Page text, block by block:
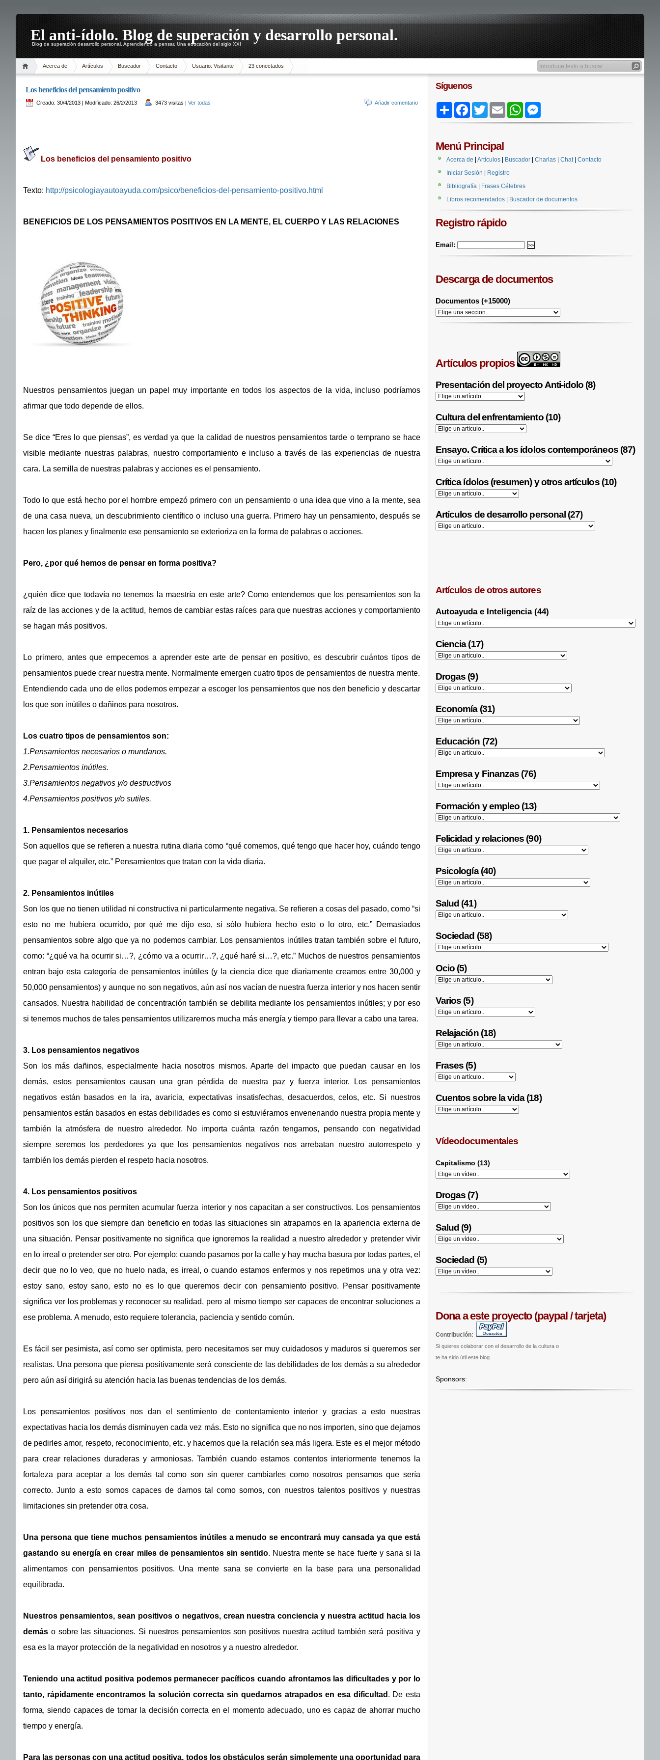
El anti-ídolo. Blog de superación y desarrollo personal.
Blog de superación desarrollo personal. Aprendiendo a pensar. Una educación del siglo XXI
Acerca de Artículos Buscador Contacto Usuario: Visitante 23 conectados
Los beneficios del pensamiento positivo
Creado: 30/4/2013 | Modificado: 26/2/2013 3473 visitas | Ver todas Ańadir comentario
Los beneficios del pensamiento positivo
Texto: http://psicologiayautoayuda.com/psico/beneficios-del-pensamiento-positivo.html
BENEFICIOS DE LOS PENSAMIENTOS POSITIVOS EN LA MENTE, EL CUERPO Y LAS RELACIONES
Nuestros pensamientos juegan un papel muy importante en todos los aspectos de la vida, incluso podríamos
afirmar que todo depende de ellos.
Se dice “Eres lo que piensas”, es verdad ya que la calidad de nuestros pensamientos tarde o temprano se hace
visible mediante nuestras palabras, nuestro comportamiento e incluso a través de las experiencias de nuestra
cara. La semilla de nuestras palabras y acciones es el pensamiento.
Todo lo que está hecho por el hombre empezó primero con un pensamiento o una idea que vino a la mente, sea
de una casa nueva, un descubrimiento científico o incluso una guerra. Primero hay un pensamiento, después se
hacen los planes y finalmente ese pensamiento se exterioriza en la forma de palabras o acciones.
Pero, ¿por qué hemos de pensar en forma positiva?
¿quién dice que todavía no tenemos la maestría en este arte? Como entendemos que los pensamientos son la
raíz de las acciones y de la actitud, hemos de cambiar estas raíces para que nuestras acciones y comportamiento
se hagan más positivos.
Lo primero, antes que empecemos a aprender este arte de pensar en positivo, es descubrir cuántos tipos de
pensamientos puede crear nuestra mente. Normalmente emergen cuatro tipos de pensamientos de nuestra mente.
Entendiendo cada uno de ellos podemos empezar a escoger los pensamientos que nos den beneficio y descartar
los que son inútiles o dañinos para nosotros.
Los cuatro tipos de pensamientos son:
1.Pensamientos necesarios o mundanos.
2.Pensamientos inútiles.
3.Pensamientos negativos y/o destructivos
4.Pensamientos positivos y/o sutiles.
1. Pensamientos necesarios
Son aquellos que se refieren a nuestra rutina diaria como “qué comemos, qué tengo que hacer hoy, cuándo tengo
que pagar el alquiler, etc.” Pensamientos que tratan con la vida diaria.
2. Pensamientos inútiles
Son los que no tienen utilidad ni constructiva ni particularmente negativa. Se refieren a cosas del pasado, como “si
esto no me hubiera ocurrido, por qué me dijo eso, si sólo hubiera hecho esto o lo otro, etc.” Demasiados
pensamientos sobre algo que ya no podemos cambiar. Los pensamientos inútiles tratan también sobre el futuro,
como: “¿qué va ha ocurrir si…?, ¿cómo va a ocurrir…?, ¿qué haré si…?, etc.” Muchos de nuestros pensamientos
entran bajo esta categoría de pensamientos inútiles (y la ciencia dice que diariamente creamos entre 30,000 y
50,000 pensamientos) y aunque no son negativos, aún así nos vacían de nuestra fuerza interior y nos hacen sentir
cansados. Nuestra habilidad de concentración también se debilita mediante los pensamientos inútiles; y por eso
si tenemos muchos de tales pensamientos utilizaremos mucha más energía y tiempo para llevar a cabo una tarea.
3. Los pensamientos negativos
Son los más dañinos, especialmente hacia nosotros mismos. Aparte del impacto que puedan causar en los
demás, estos pensamientos causan una gran pérdida de nuestra paz y fuerza interior. Los pensamientos
negativos están basados en la ira, avaricia, expectativas insatisfechas, desacuerdos, celos, etc. Si nuestros
pensamientos están basados en estas debilidades es como si estuviéramos envenenando nuestra propia mente y
también la atmósfera de nuestro alrededor. No importa cuánta razón tengamos, pensando con negatividad
siempre seremos los perdedores ya que los pensamientos negativos nos arrebatan nuestro autorrespeto y
también los demás pierden el respeto hacia nosotros.
4. Los pensamientos positivos
Son los únicos que nos permiten acumular fuerza interior y nos capacitan a ser constructivos. Los pensamientos
positivos son los que siempre dan beneficio en todas las situaciones sin atraparnos en la apariencia externa de
una situación. Pensar positivamente no significa que ignoremos la realidad a nuestro alrededor y pretender vivir
en lo irreal o pretender ser otro. Por ejemplo: cuando pasamos por la calle y hay mucha basura por todas partes, el
decir que no lo veo, que no huelo nada, es irreal, o cuando estamos enfermos y nos repetimos una y otra vez:
estoy sano, estoy sano, esto no es lo que queremos decir con pensamiento positivo. Pensar positivamente
significa ver los problemas y reconocer su realidad, pero al mismo tiempo ser capaces de encontrar soluciones a
ese problema. A menudo, esto requiere tolerancia, paciencia y sentido común.
Es fácil ser pesimista, así como ser optimista, pero necesitamos ser muy cuidadosos y maduros si queremos ser
realistas. Una persona que piensa positivamente será consciente de las debilidades de los demás a su alrededor
pero aún así dirigirá su atención hacia las buenas tendencias de los demás.
Los pensamientos positivos nos dan el sentimiento de contentamiento interior y gracias a esto nuestras
expectativas hacia los demás disminuyen cada vez más. Esto no significa que no nos importen, sino que dejamos
de pedirles amor, respeto, reconocimiento, etc. y hacemos que la relación sea más ligera. Este es el mejor método
para crear relaciones duraderas y armoniosas. También cuando estamos contentos interiormente tenemos la
fortaleza para aceptar a los demás tal como son sin querer cambiarles como nosotros pensamos que sería
correcto. Junto a esto somos capaces de darnos tal como somos, con nuestros talentos positivos y nuestras
limitaciones sin pretender otra cosa.
Una persona que tiene muchos pensamientos inútiles a menudo se encontrará muy cansada ya que está
gastando su energía en crear miles de pensamientos sin sentido. Nuestra mente se hace fuerte y sana si la
alimentamos con pensamientos positivos. Una mente sana se convierte en la base para una personalidad
equilibrada.
Nuestros pensamientos, sean positivos o negativos, crean nuestra conciencia y nuestra actitud hacia los
demás o sobre las situaciones. Si nuestros pensamientos son positivos nuestra actitud también será positiva y
esa es la mayor protección de la negatividad en nosotros y a nuestro alrededor.
Teniendo una actitud positiva podemos permanecer pacíficos cuando afrontamos las dificultades y por lo
tanto, rápidamente encontramos la solución correcta sin quedarnos atrapados en esa dificultad . De esta
forma, siendo capaces de tomar la decisión correcta en el momento adecuado, uno es capaz de ahorrar mucho
tiempo y energía.
Para las personas con una actitud positiva, todos los obstáculos serán simplemente una oportunidad para
Síguenos
Share FacebookTwitter Email WhatsApp
Menú Principal
Acerca de Artículos Buscador Charlas Chat| Contacto
Iniciar Sesión
Registro
Bibliografía
Frases Célebres
Libros recomendados
Buscador de documentos
Registro rápido
Email:
Descarga de documentos
Documentos (+15000)
Artículos propios
Presentación del proyecto Anti-idolo (8)
Cultura del enfrentamiento (10)
Ensayo. Crítica a los ídolos contemporáneos (87)
Crítica ídolos (resumen) y otros artículos (10)
Artículos de desarrollo personal (27)
Artículos de otros autores
Autoayuda e Inteligencia (44)
Ciencia (17)
Drogas (9)
Economía (31)
Educación (72)
Empresa y Finanzas (76)
Formación y empleo (13)
Felicidad y relaciones (90)
Psicología (40)
Salud (41)
Sociedad (58)
Ocio (5)
Varios (5)
Relajación (18)
Frases (5)
Cuentos sobre la vida (18)
Vídeodocumentales
Capitalismo (13)
Drogas (7)
Salud (9)
Sociedad (5)
Dona a este proyecto (paypal / tarjeta)
Contribución:
Si quieres colaborar con el desarrollo de la cultura o
te ha sido útil este blog
Sponsors: